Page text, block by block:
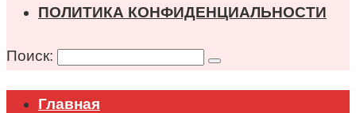
ПОЛИТИКА КОНФИДЕНЦИАЛЬНОСТИ
Поиск:
Главная